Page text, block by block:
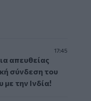
17:45
απευθείας
σύνδεση του
με την Ινδία!